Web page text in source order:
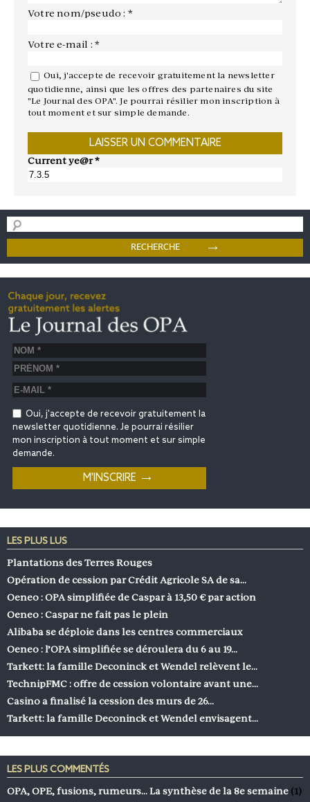
Votre nom/pseudo : *
Votre e-mail : *
Oui, j'accepte de recevoir gratuitement la newsletter
quotidienne, ainsi que les offres des partenaires du site
"Le Journal des OPA". Je pourrai résilier mon inscription à
tout moment et sur simple demande.
Current ye@r*
Oui, j'accepte de recevoir gratuitement la
newsletter quotidienne. Je pourrai résilier
mon inscription à tout moment et sur simple
demande.
LES PLUS LUS
Plantations des Terres Rouges
Opération de cession par Crédit Agricole SA de sa…
Oeneo : OPA simplifiée de Caspar à 13,50 € par action
Oeneo : Caspar ne fait pas le plein
Alibaba se déploie dans les centres commerciaux
Oeneo : l’OPA simplifiée se déroulera du 6 au 19…
Tarkett: la famille Deconinck et Wendel relèvent le…
TechnipFMC : offre de cession volontaire avant une…
Casino a finalisé la cession des murs de 26…
Tarkett: la famille Deconinck et Wendel envisagent…
LES PLUS COMMENTÉS
OPA, OPE, fusions, rumeurs… La synthèse de la 8e semaine (1)